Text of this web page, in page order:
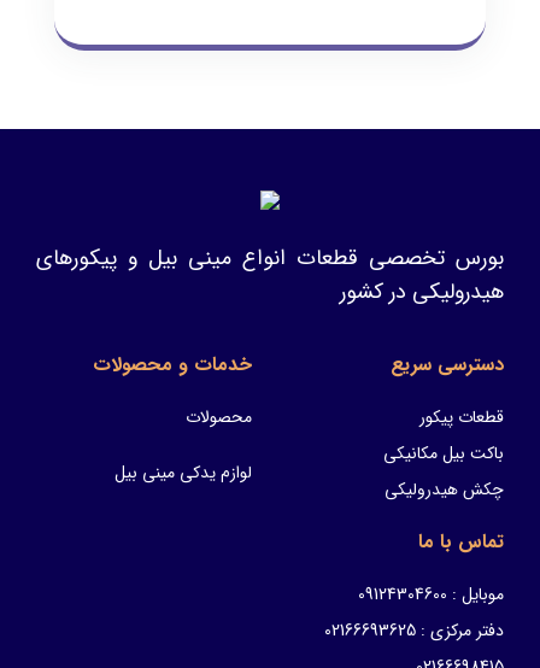
بورس تخصصی قطعات انواع مینی بیل و پیکورهای
هیدرولیکی در کشور
دسترسی سریع
قطعات پیکور
باکت بیل مکانیکی
چکش هیدرولیکی
خدمات و محصولات
محصولات
لوازم یدکی مینی بیل
تماس با ما
موبایل : 09124304600
دفتر مرکزی : 02166693625